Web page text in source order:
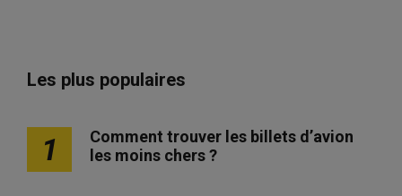
Les plus populaires
1
Comment trouver les billets d’avion
les moins chers ?